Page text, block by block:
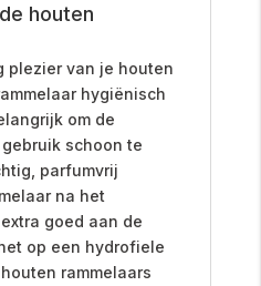
houten
plezier van je houten
hygiënisch
om de
schoon te
parfumvrij
na het
goed aan de
op een hydrofiele
rammelaars